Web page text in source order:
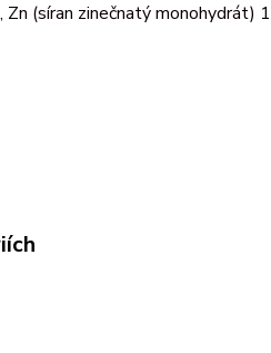
(síran zinečnatý monohydrát)